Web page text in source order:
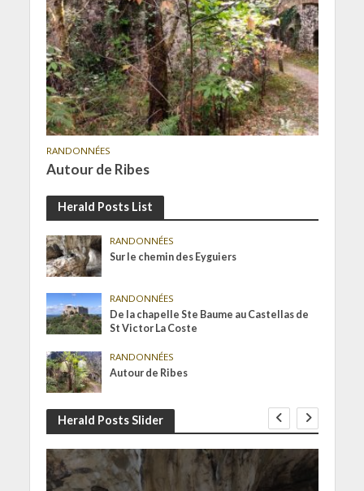
RANDONNÉES
Autour de Ribes
Herald Posts List
RANDONNÉES
Sur le chemin des Eyguiers
RANDONNÉES
De la chapelle Ste Baume au Castellas de
St Victor La Coste
RANDONNÉES
Autour de Ribes
Herald Posts Slider